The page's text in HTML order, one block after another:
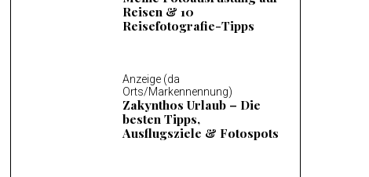
Reisen & 10
Reisefotografie-Tipps
Anzeige (da
Orts/Markennennung)
Zakynthos Urlaub – Die
besten Tipps,
Ausflugsziele & Fotospots